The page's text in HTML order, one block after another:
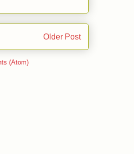
Older Post
(Atom)